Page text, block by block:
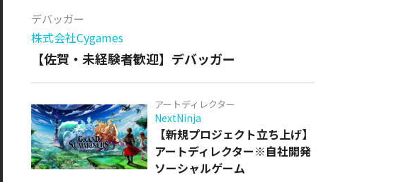
デバッガー
株式会社Cygames
【佐賀・未経験者歓迎】デバッガー
アートディレクター
NextNinja
【新規プロジェクト立ち上げ】
アートディレクター※自社開発
ソーシャルゲーム